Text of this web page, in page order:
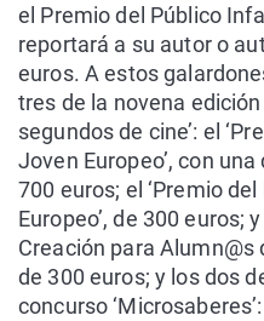
el Premio del Público
reportará a su autor o
euros. A estos
tres de la novena edición
segundos de cine’: el
Joven Europeo’, con
700 euros; el ‘Premio
Europeo’, de 300 euros;
Creación para Alumn@s
de 300 euros; y los dos
concurso